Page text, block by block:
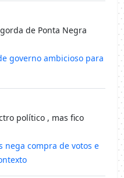
de Ponta Negra
governo ambicioso para
político , mas fico
nega compra de votos e